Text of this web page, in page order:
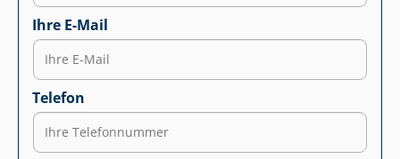
Ihre E-Mail
Telefon